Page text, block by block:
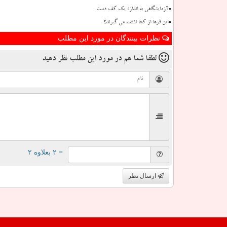
آزمایشگاهی به اندازه یک کف دست
این فرها از کجا نشئت می گیرند؟
نظرات بینندگان در مورد این مطلب
لطفا شما هم در مورد این مطلب نظر دهید
= ۲ بعلاوه ۲
ارسال نظر